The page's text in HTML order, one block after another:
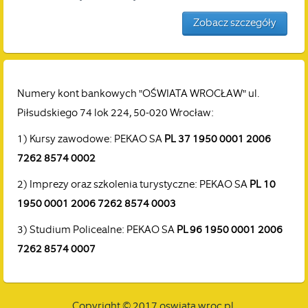
Zobacz szczegóły
Numery kont bankowych "OŚWIATA WROCŁAW" ul.
Piłsudskiego 74 lok 224, 50-020 Wrocław:
1) Kursy zawodowe: PEKAO SA PL 37 1950 0001 2006
7262 8574 0002
2) Imprezy oraz szkolenia turystyczne: PEKAO SA PL 10
1950 0001 2006 7262 8574 0003
3) Studium Policealne: PEKAO SA PL 96 1950 0001 2006
7262 8574 0007